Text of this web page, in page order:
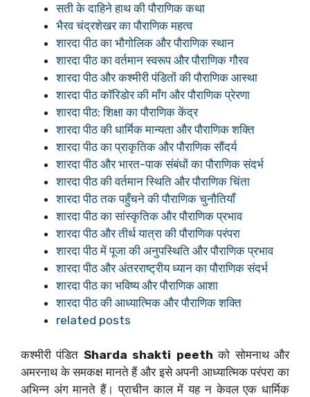
सती के दाहिने हाथ की पौराणिक कथा
भैरव चंद्रशेखर का पौराणिक महत्व
शारदा पीठ का भौगोलिक और पौराणिक स्थान
शारदा पीठ का वर्तमान स्वरूप और पौराणिक गौरव
शारदा पीठ और कश्मीरी पंडितों की पौराणिक आस्था
शारदा पीठ कॉरिडोर की माँग और पौराणिक प्रेरणा
शारदा पीठ: शिक्षा का पौराणिक केंद्र
शारदा पीठ की धार्मिक मान्यता और पौराणिक शक्ति
शारदा पीठ का प्राकृतिक और पौराणिक सौंदर्य
शारदा पीठ और भारत-पाक संबंधों का पौराणिक संदर्भ
शारदा पीठ की वर्तमान स्थिति और पौराणिक चिंता
शारदा पीठ तक पहुँचने की पौराणिक चुनौतियाँ
शारदा पीठ का सांस्कृतिक और पौराणिक प्रभाव
शारदा पीठ और तीर्थ यात्रा की पौराणिक परंपरा
शारदा पीठ में पूजा की अनुपस्थिति और पौराणिक प्रभाव
शारदा पीठ और अंतरराष्ट्रीय ध्यान का पौराणिक संदर्भ
शारदा पीठ का भविष्य और पौराणिक आशा
शारदा पीठ की आध्यात्मिक और पौराणिक शक्ति
related posts
कश्मीरी पंडित Sharda shakti peeth को सोमनाथ और
अमरनाथ के समकक्ष मानते हैं और इसे अपनी आध्यात्मिक परंपरा का
अभिन्न अंग मानते हैं। प्राचीन काल में यह न केवल एक धार्मिक